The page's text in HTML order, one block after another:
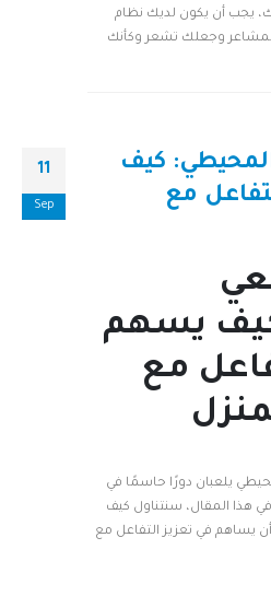
يجب أن يكون لديك نظام
وجعلك تشعر وكأنك
11
Sep
كيف
مع
يسهم
مع
يلعبان دورًا حاسمًا في
هذا المقال، سنتناول كيف
يساهم في تعزيز التفاعل مع